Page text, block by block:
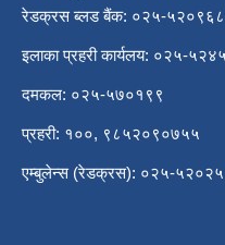
रेडक्रस ब्लड बैंक: ०२५-५२०९६८
इलाका प्रहरी कार्यलय: ०२५-
दमकल: ०२५-५७०१९९
प्रहरी: १००, ९८५२०९०७५५
एम्बुलेन्स (रेडक्रस): ०२५-